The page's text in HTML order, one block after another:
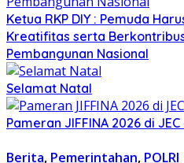
Ketua RKP DIY : Pemuda
Kreatifitas serta
Pembangunan Nasional
Selamat Natal
Pameran JIFFINA 2026 di
Berita, Pemerintahan, POLRI